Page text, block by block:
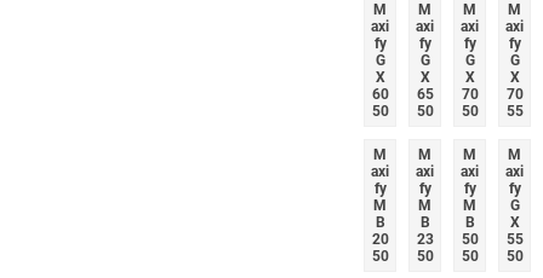
M
axi
fy
G
X
60
50
M
axi
fy
G
X
65
50
M
axi
fy
G
X
70
50
M
axi
fy
G
X
70
55
M
axi
fy
M
B
20
50
M
axi
fy
M
B
23
50
M
axi
fy
M
B
50
50
M
axi
fy
G
X
55
50